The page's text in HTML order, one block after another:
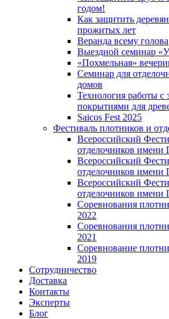
годом!
Как защитить
прожитых лет
Веранда всему голова
Выездной семинар
«Похмельная»
Семинар для
домов
Технология работы
покрытиями для
Saicos Fest 2025
Фестиваль плотников и
Всероссийский
отделочников имени
Всероссийский
отделочников имени
Всероссийский
отделочников имени
Соревнования
2022
Соревнования
2021
Соревнование
2019
Сотрудничество
Доставка
Контакты
Эксперты
Блог